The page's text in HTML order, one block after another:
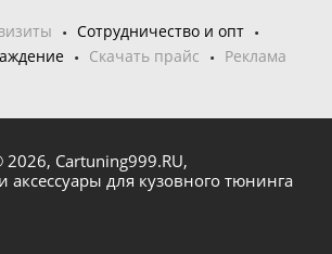
Сотрудничество и опт
Скачать прайс Реклама
2026, Cartuning999.RU,
аксессуары для кузовного тюнинга